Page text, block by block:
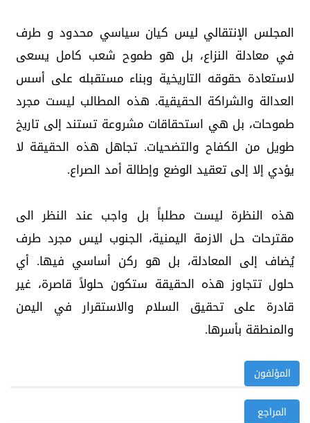
المجلس الإنتقالي ليس كيان سياسي محدود و طرف
في معادلة النزاع، بل هو طموح شعب كامل يسعى
لاستعادة حقوقه التاريخية وبناء مستقبله على أسس
العدالة والشراكة الحقيقية. هذه المطالب ليست مجرد
طموحات، بل هي استحقاقات مشروعة تستند إلى تاريخ
طويل من الكفاح والتضحيات. تجاهل هذه الحقيقة لا
يؤدي إلا إلى تعقيد الوضع وإطالة أمد الصراع.
هذه النظرة ليست مطلباً بل واجب عند النظر الى
مقترحات حل الازمة اليمنية، الجنوب ليس مجرد طرف
يُضاف إلى المعادلة، بل هو ركن أساسي فيها. أي
حلول تتجاوز هذه الحقيقة ستكون حلولاً قاصرة، غير
قادرة على تحقيق السلام والاستقرار في اليمن
والمنطقة بأسرها.
المؤلفون
المراجع